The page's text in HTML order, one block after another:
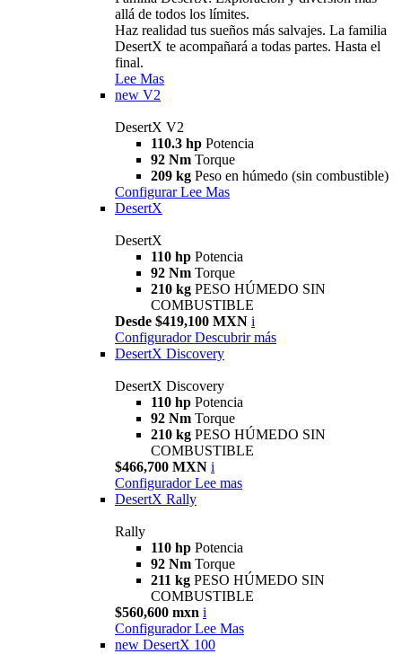
allá de todos los límites.
Haz realidad tus sueños más salvajes. La familia
DesertX te acompañará a todas partes. Hasta el
final.
Lee Mas
new V2
DesertX V2
110.3 hp Potencia
92 Nm Torque
209 kg Peso en húmedo (sin combustible)
Configurar Lee Mas
DesertX
DesertX
110 hp Potencia
92 Nm Torque
210 kg PESO HÚMEDO SIN
COMBUSTIBLE
Desde $419,100 MXN i
Configurador Descubrir más
DesertX Discovery
DesertX Discovery
110 hp Potencia
92 Nm Torque
210 kg PESO HÚMEDO SIN
COMBUSTIBLE
$466,700 MXN i
Configurador Lee mas
DesertX Rally
Rally
110 hp Potencia
92 Nm Torque
211 kg PESO HÚMEDO SIN
COMBUSTIBLE
$560,600 mxn i
Configurador Lee Mas
new DesertX 100